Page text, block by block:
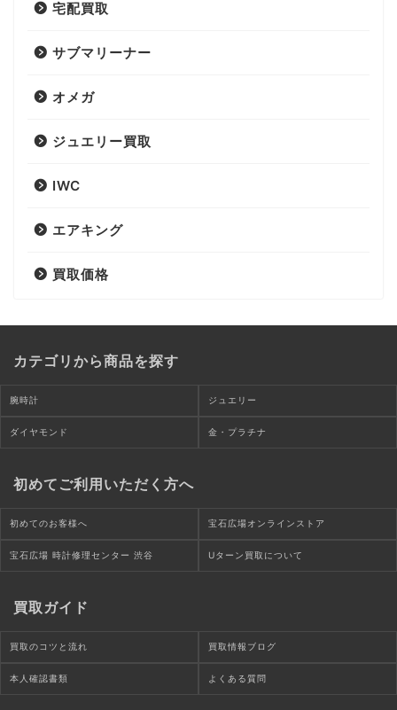
宅配買取
サブマリーナー
オメガ
ジュエリー買取
IWC
エアキング
買取価格
カテゴリから商品を探す
腕時計 ジュエリー
ダイヤモンド 金・プラチナ
初めてご利用いただく方へ
初めてのお客様へ 宝石広場オンラインストア
宝石広場 時計修理センター 渋谷 Uターン買取について
買取ガイド
買取のコツと流れ 買取情報ブログ
本人確認書類 よくある質問